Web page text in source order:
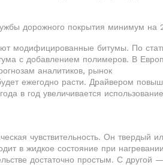
дорожного покрытия минимум на
модифицированные битумы. По
с добавлением полимеров. В
аналитиков, рынок
ежегодно расти. Драйвером
в год увеличивается
чувствительность. Он твердый
в жидкое состояние при
достаточно простым. С другой —